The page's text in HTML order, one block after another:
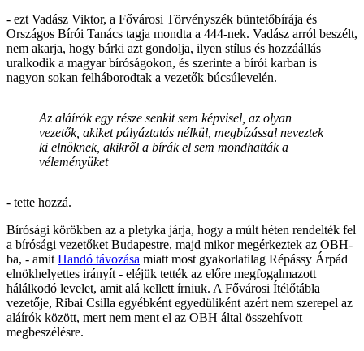
- ezt Vadász Viktor, a Fővárosi Törvényszék büntetőbírája és
Országos Bírói Tanács tagja mondta a 444-nek. Vadász arról beszélt,
nem akarja, hogy bárki azt gondolja, ilyen stílus és hozzáállás
uralkodik a magyar bíróságokon, és szerinte a bírói karban is
nagyon sokan felháborodtak a vezetők búcsúlevelén.
Az aláírók egy része senkit sem képvisel, az olyan
vezetők, akiket pályáztatás nélkül, megbízással neveztek
ki elnöknek, akikről a bírák el sem mondhatták a
véleményüket
- tette hozzá.
Bírósági körökben az a pletyka járja, hogy a múlt héten rendelték fel
a bírósági vezetőket Budapestre, majd mikor megérkeztek az OBH-
ba, - amit Handó távozása miatt most gyakorlatilag Répássy Árpád
elnökhelyettes irányít - eléjük tették az előre megfogalmazott
hálálkodó levelet, amit alá kellett írniuk. A Fővárosi Ítélőtábla
vezetője, Ribai Csilla egyébként egyedüliként azért nem szerepel az
aláírók között, mert nem ment el az OBH által összehívott
megbeszélésre.